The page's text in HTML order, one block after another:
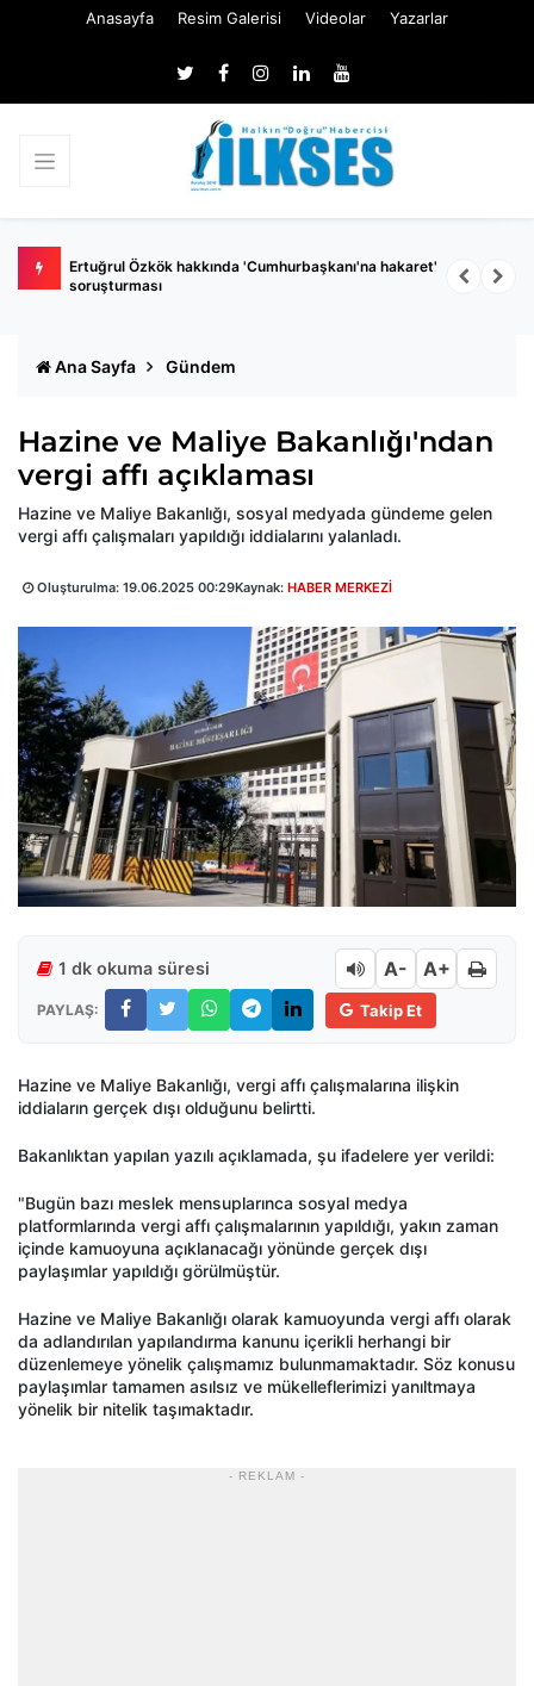
Anasayfa Resim Galerisi Videolar Yazarlar
belli
Ertuğrul Özkök hakkında 'Cumhurbaşkanı'na hakaret'
soruşturması
Ana Sayfa Gündem
Hazine ve Maliye Bakanlığı'ndan
vergi affı açıklaması
Hazine ve Maliye Bakanlığı, sosyal medyada gündeme gelen
vergi affı çalışmaları yapıldığı iddialarını yalanladı.
Oluşturulma: 19.06.2025 00:29Kaynak: HABER MERKEZİ
1 dk okuma süresi A- A+
PAYLAŞ: Takip Et
Hazine ve Maliye Bakanlığı, vergi affı çalışmalarına ilişkin
iddiaların gerçek dışı olduğunu belirtti.
Bakanlıktan yapılan yazılı açıklamada, şu ifadelere yer verildi:
"Bugün bazı meslek mensuplarınca sosyal medya
platformlarında vergi affı çalışmalarının yapıldığı, yakın zaman
içinde kamuoyuna açıklanacağı yönünde gerçek dışı
paylaşımlar yapıldığı görülmüştür.
Hazine ve Maliye Bakanlığı olarak kamuoyunda vergi affı olarak
da adlandırılan yapılandırma kanunu içerikli herhangi bir
düzenlemeye yönelik çalışmamız bulunmamaktadır. Söz konusu
paylaşımlar tamamen asılsız ve mükelleflerimizi yanıltmaya
yönelik bir nitelik taşımaktadır.
- REKLAM -